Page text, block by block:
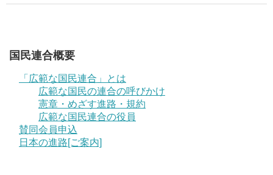
国民連合概要
「広範な国民連合」とは
広範な国民の連合の呼びかけ
憲章・めざす進路・規約
広範な国民連合の役員
賛同会員申込
日本の進路[ご案内]